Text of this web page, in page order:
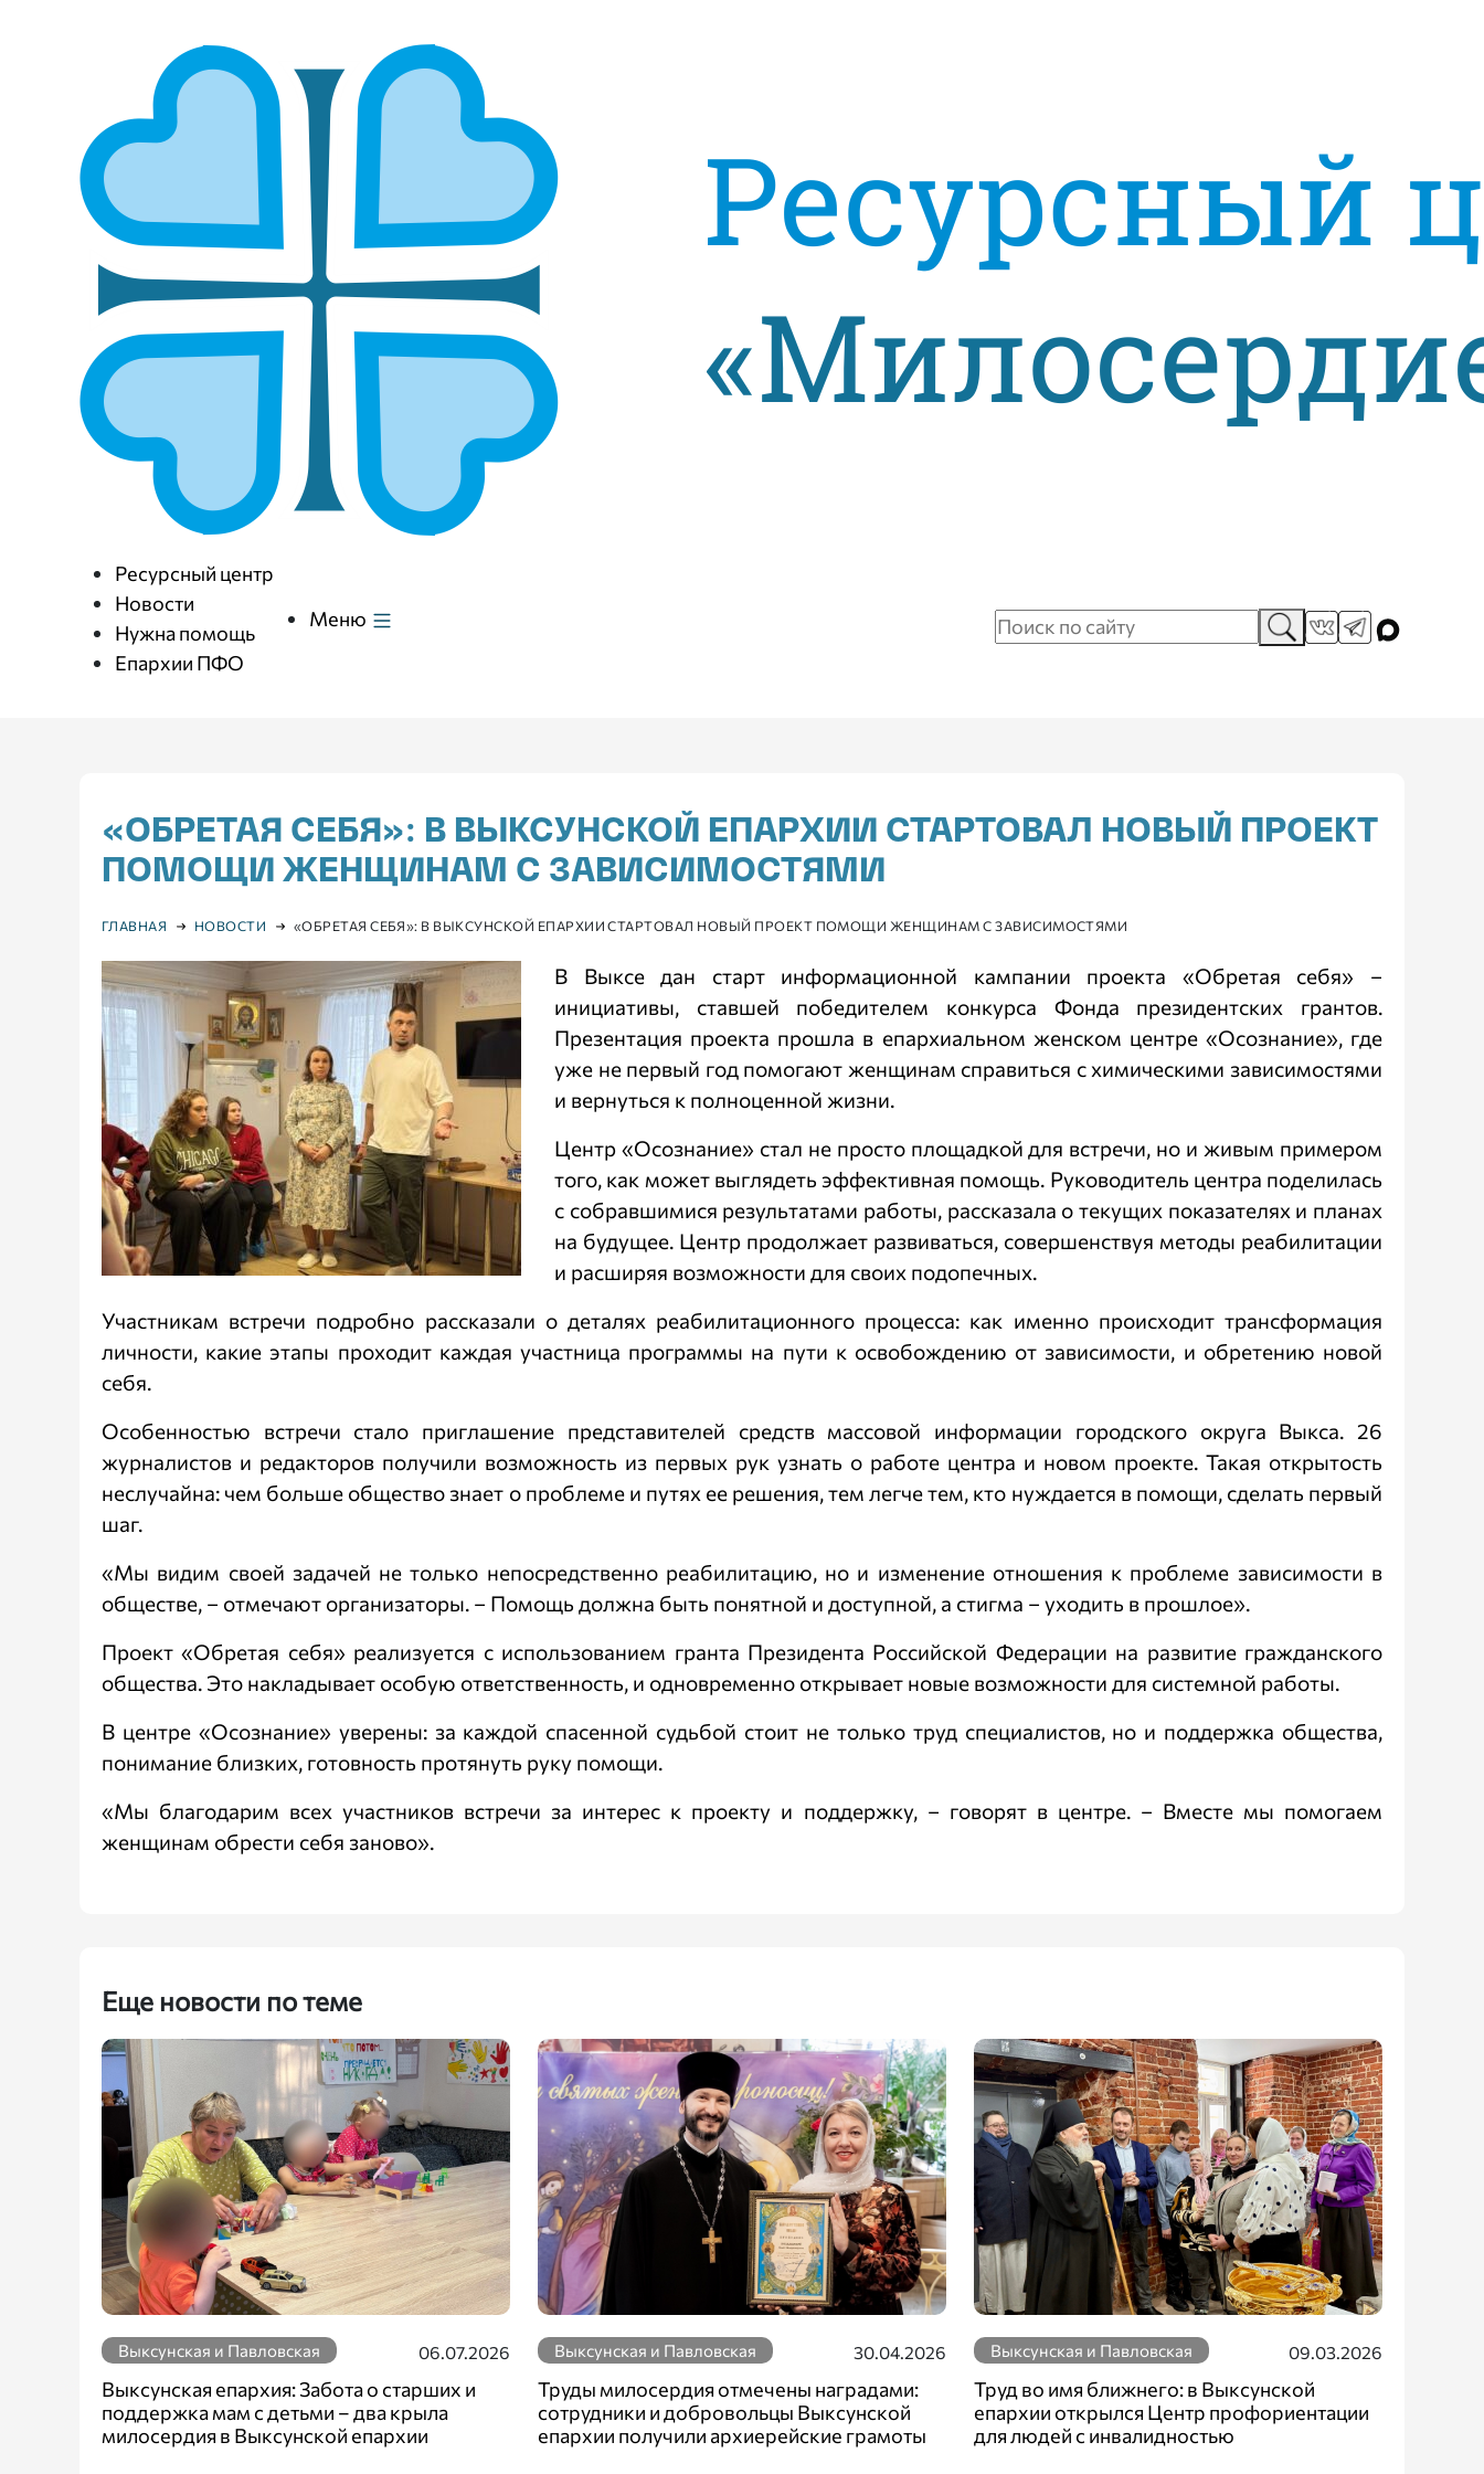
Ресурсный центр
Новости
Нужна помощь
Епархии ПФО
Меню
«ОБРЕТАЯ СЕБЯ»: В ВЫКСУНСКОЙ ЕПАРХИИ СТАРТОВАЛ НОВЫЙ ПРОЕКТ
ПОМОЩИ ЖЕНЩИНАМ С ЗАВИСИМОСТЯМИ
ГЛАВНАЯ НОВОСТИ «ОБРЕТАЯ СЕБЯ»: В ВЫКСУНСКОЙ ЕПАРХИИ СТАРТОВАЛ НОВЫЙ ПРОЕКТ ПОМОЩИ ЖЕНЩИНАМ С ЗАВИСИМОСТЯМИ
В Выксе дан старт информационной кампании проекта «Обретая себя» –
инициативы, ставшей победителем конкурса Фонда президентских грантов.
Презентация проекта прошла в епархиальном женском центре «Осознание», где
уже не первый год помогают женщинам справиться с химическими зависимостями
и вернуться к полноценной жизни.
Центр «Осознание» стал не просто площадкой для встречи, но и живым примером
того, как может выглядеть эффективная помощь. Руководитель центра поделилась
с собравшимися результатами работы, рассказала о текущих показателях и планах
на будущее. Центр продолжает развиваться, совершенствуя методы реабилитации
и расширяя возможности для своих подопечных.
Участникам встречи подробно рассказали о деталях реабилитационного процесса: как именно происходит трансформация
личности, какие этапы проходит каждая участница программы на пути к освобождению от зависимости, и обретению новой
себя.
Особенностью встречи стало приглашение представителей средств массовой информации городского округа Выкса. 26
журналистов и редакторов получили возможность из первых рук узнать о работе центра и новом проекте. Такая открытость
неслучайна: чем больше общество знает о проблеме и путях ее решения, тем легче тем, кто нуждается в помощи, сделать первый
шаг.
«Мы видим своей задачей не только непосредственно реабилитацию, но и изменение отношения к проблеме зависимости в
обществе, – отмечают организаторы. – Помощь должна быть понятной и доступной, а стигма – уходить в прошлое».
Проект «Обретая себя» реализуется с использованием гранта Президента Российской Федерации на развитие гражданского
общества. Это накладывает особую ответственность, и одновременно открывает новые возможности для системной работы.
В центре «Осознание» уверены: за каждой спасенной судьбой стоит не только труд специалистов, но и поддержка общества,
понимание близких, готовность протянуть руку помощи.
«Мы благодарим всех участников встречи за интерес к проекту и поддержку, – говорят в центре. – Вместе мы помогаем
женщинам обрести себя заново».
Еще новости по теме
Выксунская и Павловская 06.07.2026
Выксунская епархия: Забота о старших и
поддержка мам с детьми – два крыла
милосердия в Выксунской епархии
Выксунская и Павловская 30.04.2026
Труды милосердия отмечены наградами:
сотрудники и добровольцы Выксунской
епархии получили архиерейские грамоты
Выксунская и Павловская 09.03.2026
Труд во имя ближнего: в Выксунской
епархии открылся Центр профориентации
для людей с инвалидностью